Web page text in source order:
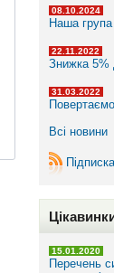
Шампунь
08.10.2024
Наша група
22.11.2022
Знижка 5%
31.03.2022
Всі новини
15.01.2020
Перечень